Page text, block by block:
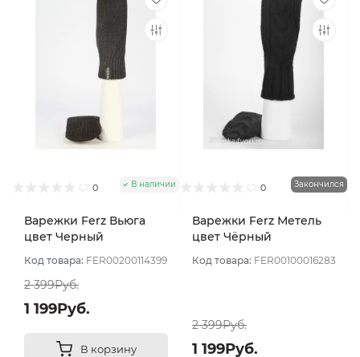
0 В наличии
Варежки Ferz Вьюга
цвет Черный
Код товара: FER00200114399
2 399Руб.
1 199Руб.
В корзину
0 Закончился
Варежки Ferz Метель
цвет Чёрный
Код товара: FER00100016283
2 399Руб.
1 199Руб.